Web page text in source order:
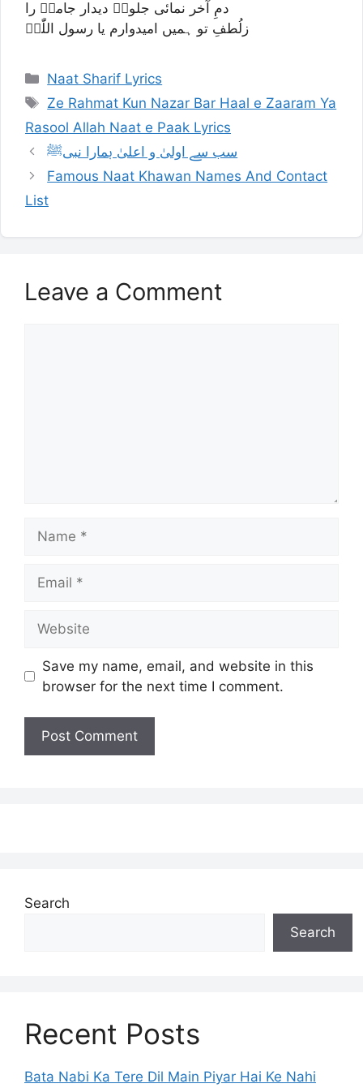
دمِ آخر نمائی جلوۂِ دیدار جامیؔ را
زلُطفِ تو ہمیں امیدوارم یا رسول اللّٰہؐ
Categories
Naat Sharif Lyrics
Tags
Ze Rahmat Kun Nazar Bar Haal e Zaaram Ya
Rasool Allah Naat e Paak Lyrics
سب سے اولیٰ و اعلیٰ ہمارا نبیﷺ
Famous Naat Khawan Names And Contact
List
Leave a Comment
Save my name, email, and website in this
browser for the next time I comment.
Search
Search
Recent Posts
Bata Nabi Ka Tere Dil Main Piyar Hai Ke Nahi